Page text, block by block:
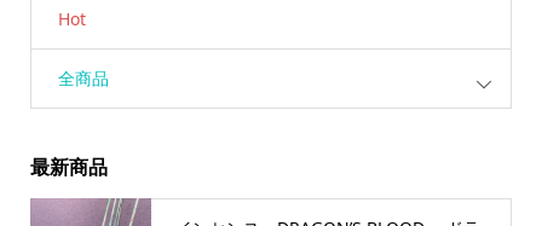
Hot
全商品
最新商品